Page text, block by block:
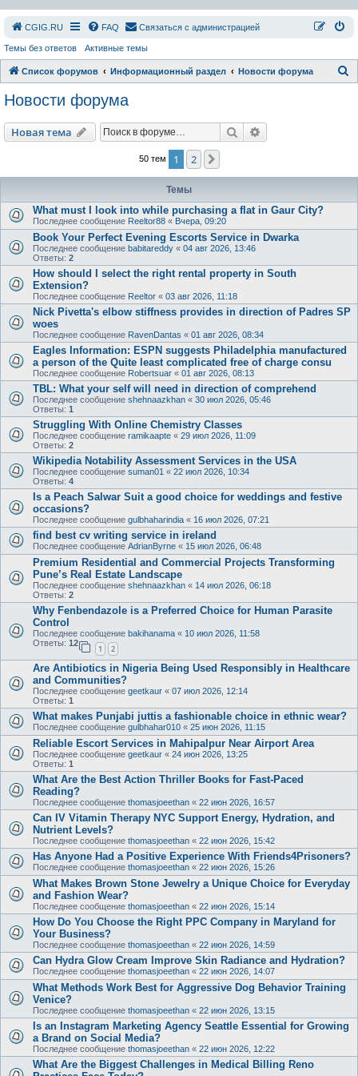
СGIG.RU FAQ Связаться с администрацией
Темы без ответов Активные темы
Список форумов Информационный раздел Новости форума
Новости форума
Новая тема Поиск
50 тем 1 2
Темы
What must I look into while purchasing a flat in Gaur City?
Последнее сообщение Reeltor88 « Вчера, 09:20
Book Your Perfect Evening Escorts Service in Dwarka
Последнее сообщение babitareddy « 04 авг 2026, 13:46
Ответы: 2
How should I select the right rental property in South
Extension?
Последнее сообщение Reeltor « 03 авг 2026, 11:18
Nick Pivetta's elbow stiffness provides in direction of Padres SP
woes
Последнее сообщение RavenDantas « 01 авг 2026, 08:34
Eagles Information: ESPN suggests Philadelphia manufactured
a person of the Quite least complicated free of charge consu
Последнее сообщение Robertsuar « 01 авг 2026, 08:13
TBL: What your self will need in direction of comprehend
Последнее сообщение shehnaazkhan « 30 июл 2026, 05:46
Ответы: 1
Struggling With Online Chemistry Classes
Последнее сообщение ramikaapte « 29 июл 2026, 11:09
Ответы: 2
Wikipedia Notability Assessment Services in the USA
Последнее сообщение suman01 « 22 июл 2026, 10:34
Ответы: 4
Is a Peach Salwar Suit a good choice for weddings and festive
occasions?
Последнее сообщение gulbhaharindia « 16 июл 2026, 07:21
find best cv writing service in ireland
Последнее сообщение AdrianByrne « 15 июл 2026, 06:48
Premium Residential and Commercial Projects Transforming
Pune’s Real Estate Landscape
Последнее сообщение shehnaazkhan « 14 июл 2026, 06:18
Ответы: 2
Why Fenbendazole is a Preferred Choice for Human Parasite
Control
Последнее сообщение bakihanama « 10 июл 2026, 11:58
Ответы: 12
1 2
Are Antibiotics in Nigeria Being Used Responsibly in Healthcare
and Communities?
Последнее сообщение geetkaur « 07 июл 2026, 12:14
Ответы: 1
What makes Punjabi juttis a fashionable choice in ethnic wear?
Последнее сообщение gulbhahar010 « 25 июн 2026, 11:15
Reliable Escort Services in Mahipalpur Near Airport Area
Последнее сообщение geetkaur « 24 июн 2026, 13:25
Ответы: 1
What Are the Best Action Thriller Books for Fast-Paced
Reading?
Последнее сообщение thomasjoeethan « 22 июн 2026, 16:57
Can IV Vitamin Therapy NYC Support Energy, Hydration, and
Nutrient Levels?
Последнее сообщение thomasjoeethan « 22 июн 2026, 15:42
Has Anyone Had a Positive Experience With Friends4Prisoners?
Последнее сообщение thomasjoeethan « 22 июн 2026, 15:26
What Makes Brown Stone Jewelry a Unique Choice for Everyday
and Fashion Wear?
Последнее сообщение thomasjoeethan « 22 июн 2026, 15:14
How Do You Choose the Right PPC Company in Maryland for
Your Business?
Последнее сообщение thomasjoeethan « 22 июн 2026, 14:59
Can Hydra Glow Cream Improve Skin Radiance and Hydration?
Последнее сообщение thomasjoeethan « 22 июн 2026, 14:07
What Methods Work Best for Aggressive Dog Behavior Training
Venice?
Последнее сообщение thomasjoeethan « 22 июн 2026, 13:15
Is an Instagram Marketing Agency Seattle Essential for Growing
a Brand on Social Media?
Последнее сообщение thomasjoeethan « 22 июн 2026, 12:22
What Are the Biggest Challenges in Medical Billing Reno